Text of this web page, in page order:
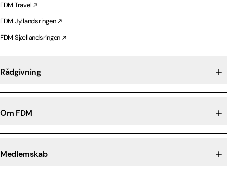
FDM Travel
FDM Jyllandsringen
FDM Sjællandsringen
Rådgivning
Om FDM
Medlemskab